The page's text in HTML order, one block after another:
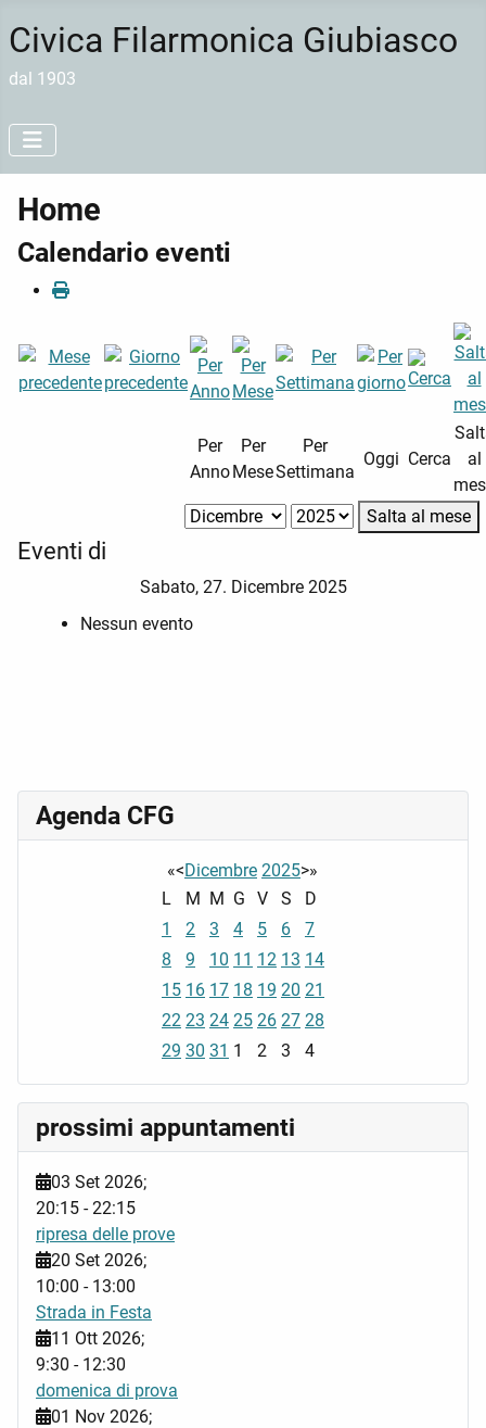
Civica Filarmonica Giubiasco
dal 1903
Home
Calendario eventi
Per
Anno
Per
Mese
Per
Settimana
Oggi Cerca
al
Salta al mese
Eventi di
Sabato, 27. Dicembre 2025
Nessun evento
Agenda CFG
«<Dicembre 2025>»
L
M M G V S
D
1
2 3 4 5 6
7
8
9 10 11 12 13 14
15 16 17 18 19 20 21
22 23 24 25 26 27 28
29 30 31 1 2 3 4
prossimi appuntamenti
03 Set 2026;
20:15 -22:15
ripresa delle prove
20 Set 2026;
10:00 - 13:00
Strada in Festa
11 Ott 2026;
9:30 - 12:30
domenica di prova
01 Nov 2026;